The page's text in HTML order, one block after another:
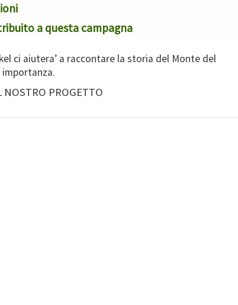
a questa campagna
ci aiutera’ a raccontare la storia del Monte del
NOSTRO PROGETTO